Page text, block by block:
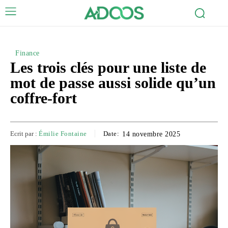
Finance
Les trois clés pour une liste de
mot de passe aussi solide qu’un
coffre-fort
Ecrit par : Émilie Fontaine Date: 14 novembre 2025